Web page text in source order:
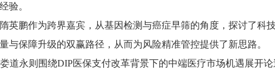
验。
英鹏作为跨界嘉宾，从基因检测与癌症早筛的角度，探讨了科
与保障升级的双赢路径，从而为风险精准管控提供了新思路。
道永则围绕DIP医保支付改革背景下的中端医疗市场机遇展开